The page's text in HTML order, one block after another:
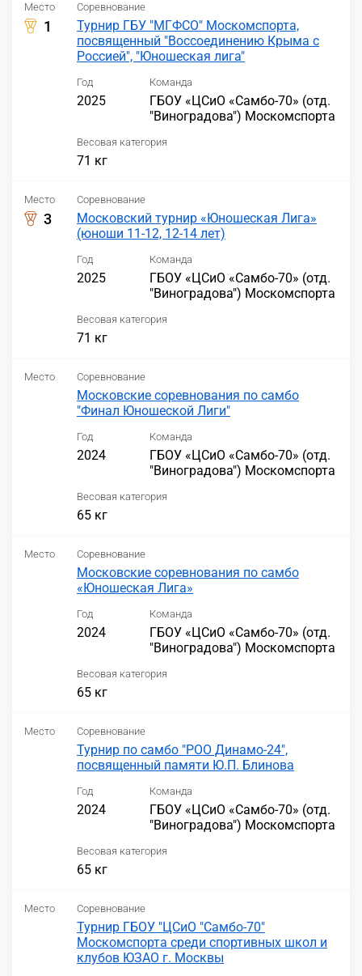
Место
1
Соревнование
Турнир ГБУ "МГФСО" Москомспорта,
посвященный "Воссоединению Крыма с
Россией", "Юношеская лига"
Год
2025
Команда
ГБОУ «ЦСиО «Самбо-70» (отд.
"Виноградова") Москомспорта
Весовая категория
71 кг
Место
3
Соревнование
Московский турнир «Юношеская Лига»
(юноши 11-12, 12-14 лет)
Год
2025
Команда
ГБОУ «ЦСиО «Самбо-70» (отд.
"Виноградова") Москомспорта
Весовая категория
71 кг
Место Соревнование
Московские соревнования по самбо
"Финал Юношеской Лиги"
Год
2024
Команда
ГБОУ «ЦСиО «Самбо-70» (отд.
"Виноградова") Москомспорта
Весовая категория
65 кг
Место Соревнование
Московские соревнования по самбо
«Юношеская Лига»
Год
2024
Команда
ГБОУ «ЦСиО «Самбо-70» (отд.
"Виноградова") Москомспорта
Весовая категория
65 кг
Место Соревнование
Турнир по самбо "РОО Динамо-24",
посвященный памяти Ю.П. Блинова
Год
2024
Команда
ГБОУ «ЦСиО «Самбо-70» (отд.
"Виноградова") Москомспорта
Весовая категория
65 кг
Место Соревнование
Турнир ГБОУ "ЦСиО "Самбо-70"
Москомспорта среди спортивных школ и
клубов ЮЗАО г. Москвы